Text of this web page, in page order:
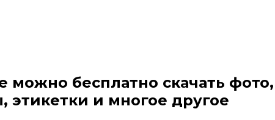
можно бесплатно скачать
этикетки и многое другое